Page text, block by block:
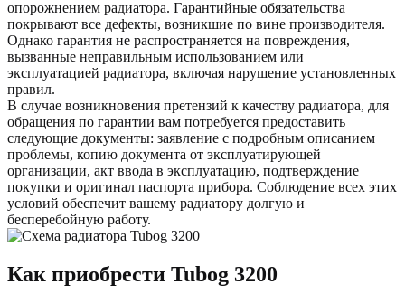
опорожнением радиатора. Гарантийные обязательства
покрывают все дефекты, возникшие по вине производителя.
Однако гарантия не распространяется на повреждения,
вызванные неправильным использованием или
эксплуатацией радиатора, включая нарушение установленных
правил.
В случае возникновения претензий к качеству радиатора, для
обращения по гарантии вам потребуется предоставить
следующие документы: заявление с подробным описанием
проблемы, копию документа от эксплуатирующей
организации, акт ввода в эксплуатацию, подтверждение
покупки и оригинал паспорта прибора. Соблюдение всех этих
условий обеспечит вашему радиатору долгую и
бесперебойную работу.
Как приобрести Tubog 3200